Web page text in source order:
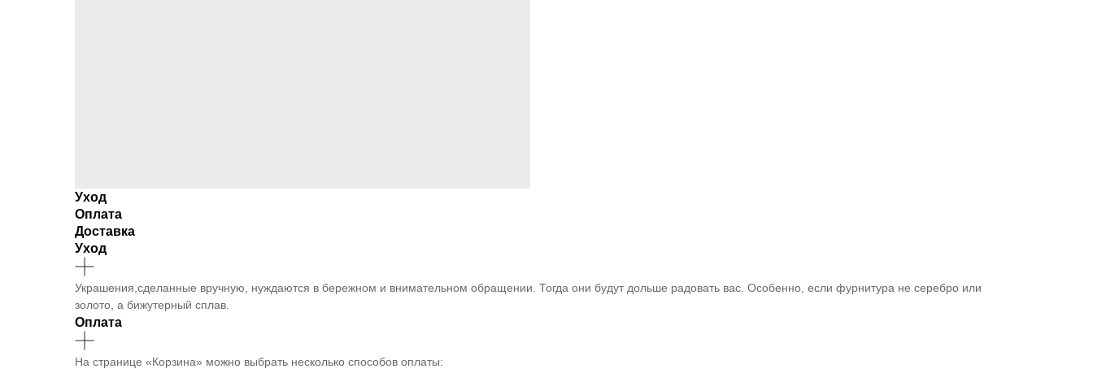
Уход
Оплата
Доставка
Уход
Украшения,сделанные вручную, нуждаются в бережном и внимательном обращении. Тогда они будут дольше радовать вас. Особенно, если фурнитура не серебро или
золото, а бижутерный сплав.
Оплата
На странице «Корзина» можно выбрать несколько способов оплаты: